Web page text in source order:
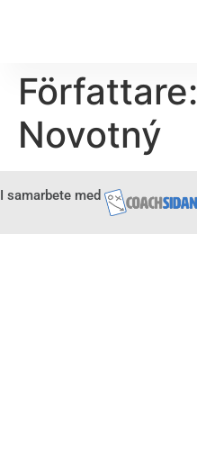
Författare:
Novotný
I samarbete med